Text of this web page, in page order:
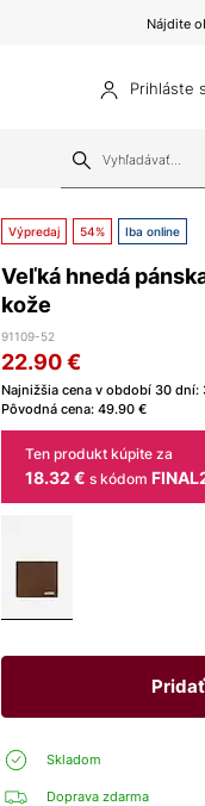
Nájdite
Prihláste
Výpredaj 54% Iba online
Veľká hnedá
kože
91109-52
22.90€
Najnižšia cena v období 30 dní:
Pôvodná cena: 49.90 €
Ten produkt kúpite za
18.32 € s kódom
Skladom
Doprava zdarma